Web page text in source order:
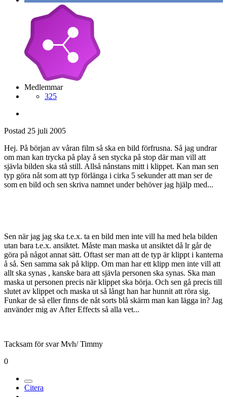
Medlemmar
325
Postad 25 juli 2005
Hej. På början av våran film så ska en bild förfrusna. Så jag undrar
om man kan trycka på play å sen stycka på stop där man vill att
sjävla bilden ska stå still. Allså nånstans mitt i klippet. Kan man sen
typ göra nåt som att typ förlänga i cirka 5 sekunder att man ser de
som en bild och sen skriva namnet under behöver jag hjälp med...
Sen när jag jag ska t.e.x. ta en bild men inte vill ha med hela bilden
utan bara t.e.x. ansiktet. Måste man maska ut ansiktet då lr går de
göra på något annat sätt. Oftast ser man att de typ är klippt i kanterna
å så. Sen samma sak på klipp. Om man har ett klipp men inte vill att
allt ska synas , kanske bara att sjävla personen ska synas. Ska man
maska ut personen precis när klippet ska börja. Och sen gå precis till
slutet av klippet och maska ut så långt han har hunnit att röra sig.
Funkar de så eller finns de nåt sorts blå skärm man kan lägga in? Jag
använder mig av After Effects så alla vet...
Tacksam för svar Mvh/ Timmy
0
Citera